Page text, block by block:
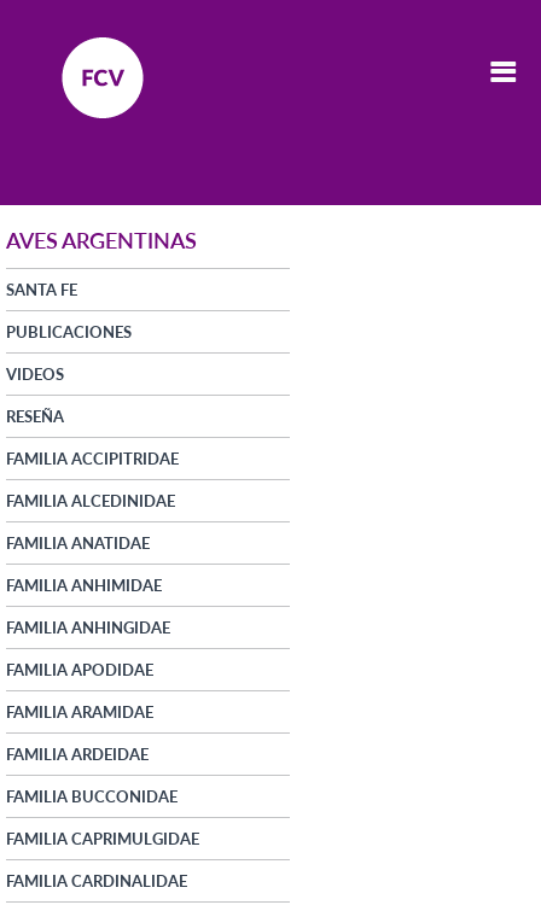
AVES ARGENTINAS
SANTA FE
PUBLICACIONES
VIDEOS
RESEÑA
FAMILIA ACCIPITRIDAE
FAMILIA ALCEDINIDAE
FAMILIA ANATIDAE
FAMILIA ANHIMIDAE
FAMILIA ANHINGIDAE
FAMILIA APODIDAE
FAMILIA ARAMIDAE
FAMILIA ARDEIDAE
FAMILIA BUCCONIDAE
FAMILIA CAPRIMULGIDAE
FAMILIA CARDINALIDAE